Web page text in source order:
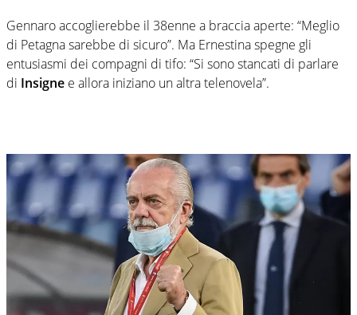
Gennaro accoglierebbe il 38enne a braccia aperte: “Meglio
di Petagna sarebbe di sicuro”. Ma Ernestina spegne gli
entusiasmi dei compagni di tifo: “Si sono stancati di parlare
di Insigne e allora iniziano un altra telenovela”.